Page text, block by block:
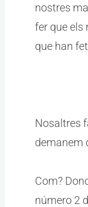
nostres
fer que els
que han
Nosaltres
demanem
Com?
número 2